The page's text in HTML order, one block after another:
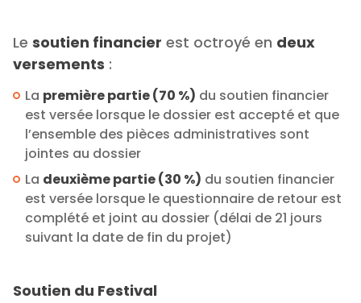
Le soutien financier est octroyé en deux
versements :
La première partie (70 %) du soutien financier
est versée lorsque le dossier est accepté et que
l’ensemble des pièces administratives sont
jointes au dossier
La deuxième partie (30 %) du soutien financier
est versée lorsque le questionnaire de retour est
complété et joint au dossier (délai de 21 jours
suivant la date de fin du projet)
Soutien du Festival